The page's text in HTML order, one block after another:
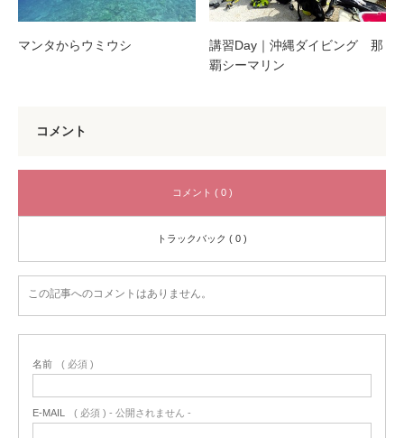
マンタからウミウシ
講習Day｜沖縄ダイビング 那
覇シーマリン
コメント
コメント ( 0 )
トラックバック ( 0 )
この記事へのコメントはありません。
名前 ( 必須 )
E-MAIL ( 必須 ) - 公開されません -